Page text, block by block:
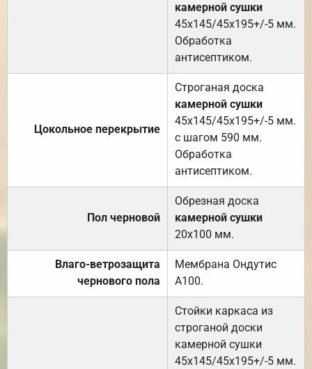
камерной сушки
45х145/45х195+/-5 мм.
Обработка
антисептиком.
Цокольное перекрытие
Строганая доска
камерной сушки
45х145/45х195+/-5 мм.
с шагом 590 мм.
Обработка
антисептиком.
Пол черновой
Обрезная доска
камерной сушки
20х100 мм.
Влаго-ветрозащита
чернового пола
Мембрана Ондутис
А100.
Стойки каркаса из
строганой доски
камерной сушки
45х145/45х195+/-5 мм.